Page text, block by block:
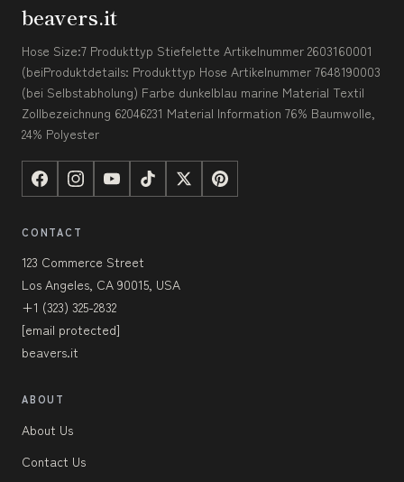
beavers.it
Hose Size:7 Produkttyp Stiefelette Artikelnummer 2603160001
(beiProduktdetails: Produkttyp Hose Artikelnummer 7648190003
(bei Selbstabholung) Farbe dunkelblau marine Material Textil
Zollbezeichnung 62046231 Material Information 76% Baumwolle,
24% Polyester
CONTACT
123 Commerce Street
Los Angeles, CA 90015, USA
+1 (323) 325-2832
[email protected]
beavers.it
ABOUT
About Us
Contact Us